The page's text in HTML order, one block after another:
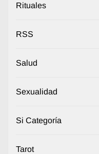
Rituales
RSS
Salud
Sexualidad
Si Categoría
Tarot